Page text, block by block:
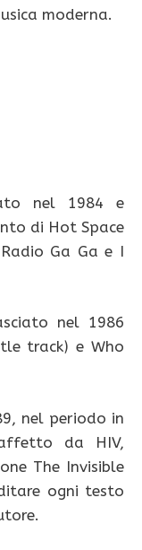
moderna.
nel 1984 e
di Hot Space
Ga Ga e I
nel 1986
track) e Who
nel periodo in
da HIV,
The Invisible
ogni testo